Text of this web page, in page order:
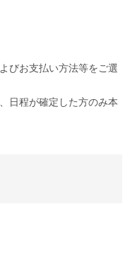
びお支払い方法等をご選
日程が確定した方のみ本